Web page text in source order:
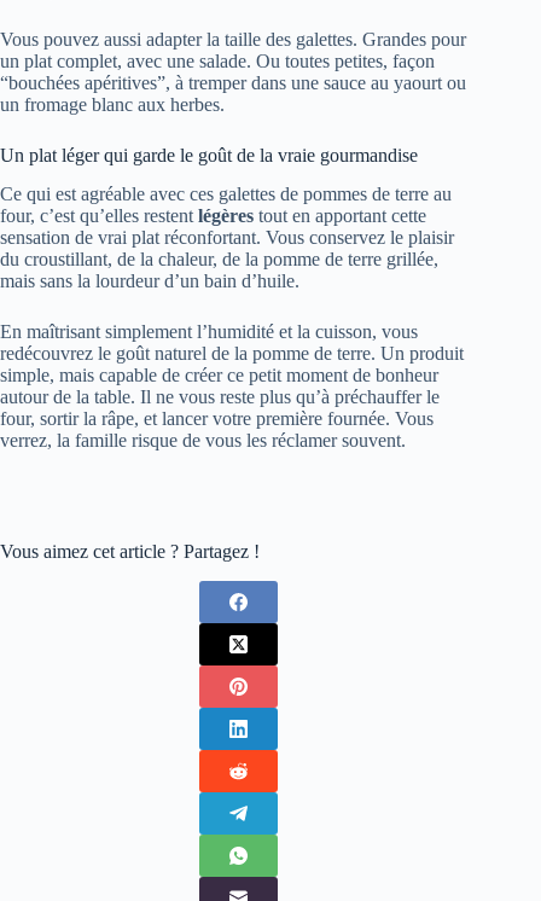
Vous pouvez aussi adapter la taille des galettes. Grandes pour
un plat complet, avec une salade. Ou toutes petites, façon
“bouchées apéritives”, à tremper dans une sauce au yaourt ou
un fromage blanc aux herbes.
Un plat léger qui garde le goût de la vraie gourmandise
Ce qui est agréable avec ces galettes de pommes de terre au
four, c’est qu’elles restentlégères tout en apportant cette
sensation de vrai plat réconfortant. Vous conservez le plaisir
du croustillant, de la chaleur, de la pomme de terre grillée,
mais sans la lourdeur d’un bain d’huile.
En maîtrisant simplement l’humidité et la cuisson, vous
redécouvrez le goût naturel de la pomme de terre. Un produit
simple, mais capable de créer ce petit moment de bonheur
autour de la table. Il ne vous reste plus qu’à préchauffer le
four, sortir la râpe, et lancer votre première fournée. Vous
verrez, la famille risque de vous les réclamer souvent.
Vous aimez cet article ? Partagez !